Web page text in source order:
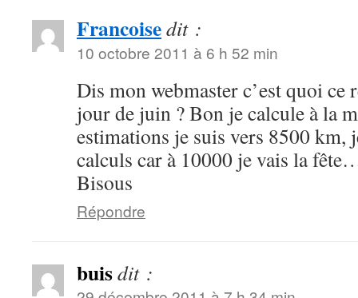
Francoisedit :
10 octobre 2011 à 6 h 52 min
Dis mon webmaster c’est quoi ce
jour de juin ? Bon je calcule à la
estimations je suis vers 8500 km,
calculs car à 10000 je vais la
Bisous
Répondre
buisdit :